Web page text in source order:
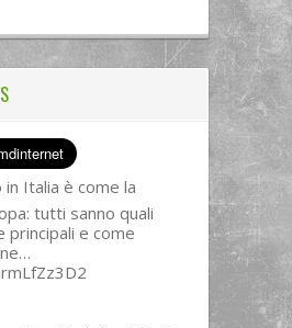
in Italia è come la
tutti sanno quali
principali e come